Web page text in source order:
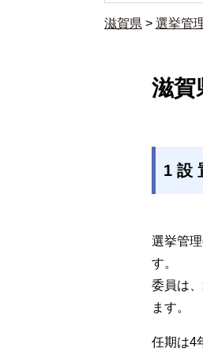
滋賀県 > 選挙管
滋賀
1 設
選挙管
す。
委員は
ます。
任期は4